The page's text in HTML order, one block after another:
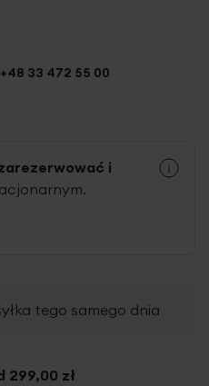
+48 33 472 55 00
i
tego samego dnia
299,00 zł